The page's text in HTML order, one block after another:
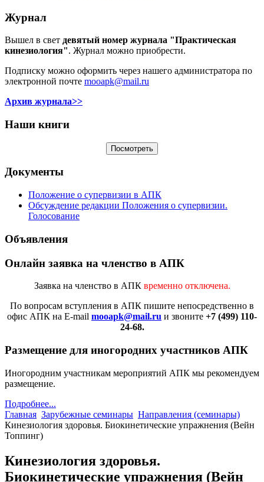
Журнал
Вышел в свет девятый номер журнала "Практическая
кинезиология". Журнал можно приобрести.
Подписку можно оформить через нашего администратора по
электронной почте mooapk@mail.ru
Архив журнала>>
Наши книги
Документы
Положение о супервизии в АПК
Обсуждение редакции Положения о супервизии.
Голосование
Объявления
Онлайн заявка на членство в АПК
Заявка на членство в АПК временно отключена.
По вопросам вступления в АПК пишите непосредственно в
офис АПК на E-mail mooapk@mail.ru и звоните +7 (499) 110-
24-68.
Размещение для иногородних участников АПК
Иногородним участникам мероприятий АПК мы рекомендуем
размещение.
Подробнее...
Главная Зарубежные семинары Направления (семинары)
Кинезиология здоровья. Биокинетические упражнения (Вейн
Топпинг)
Кинезиология здоровья.
Биокинетические упражнения (Вейн